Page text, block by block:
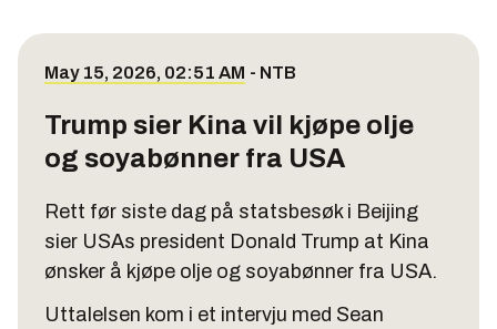
May 15, 2026, 02:51 AM - NTB
Trump sier Kina vil kjøpe olje
og soyabønner fra USA
Rett før siste dag på statsbesøk i Beijing
sier USAs president Donald Trump at Kina
ønsker å kjøpe olje og soyabønner fra USA.
Uttalelsen kom i et intervju med Sean